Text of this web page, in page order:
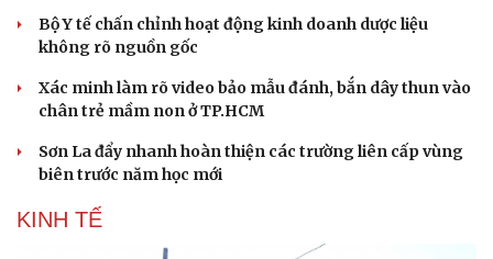
Bộ Y tế chấn chỉnh hoạt động kinh doanh dược liệu
không rõ nguồn gốc
Xác minh làm rõ video bảo mẫu đánh, bắn dây thun vào
chân trẻ mầm non ở TP.HCM
Sơn La đẩy nhanh hoàn thiện các trường liên cấp vùng
biên trước năm học mới
KINH TẾ